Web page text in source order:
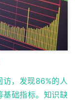
，发现86%的人
基础指标。知识缺